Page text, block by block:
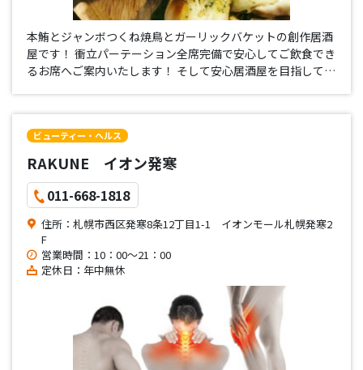
本鮪とジャンボつくね焼鳥とガーリックバケットの創作居酒
屋です！ 衝立パーテーション全席完備で安心してご飲食でき
るお席へご案内いたします！ そして安心居酒屋を目指してい
ビューティー・ヘルス
RAKUNE イオン発寒
011-668-1818
住所：札幌市西区発寒8条12丁目1-1 イオンモール札幌発寒2
F
営業時間：10：00～21：00
定休日：年中無休